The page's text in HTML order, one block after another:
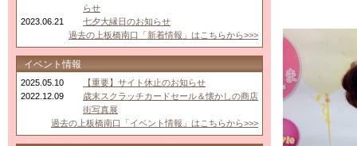
らせ
2023.06.21
七夕大縁日のお知らせ
過去の上板橋南口「新着情報」はこちらから>>>
イベント情報
2025.05.10
【重要】サイト休止のお知らせ
2022.12.09
歳末スクラッチカードセール＆懐かしの商店
街写真展
過去の上板橋南口「イベント情報」はこちらから>>>